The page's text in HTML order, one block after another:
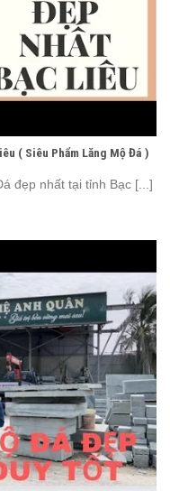
( Siêu Phẩm Lăng Mộ Đá )
đẹp nhất tại tỉnh Bạc [...]